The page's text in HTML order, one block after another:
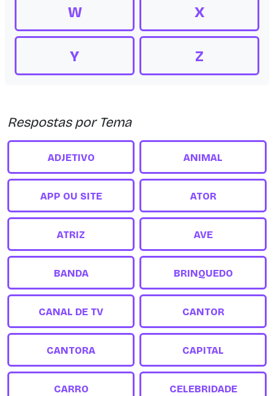
W X
Y Z
Respostas por Tema
ADJETIVO ANIMAL
APP OU SITE ATOR
ATRIZ AVE
BANDA BRINQUEDO
CANAL DE TV CANTOR
CANTORA CAPITAL
CARRO CELEBRIDADE